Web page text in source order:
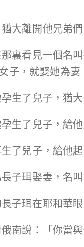
大離開他兄弟們
裏看見一個名叫
子，就娶她為妻
生了兒子，猶
生了兒子，給
了兒子，給他
子珥娶妻，名叫
子珥在耶和華
南說：「你當